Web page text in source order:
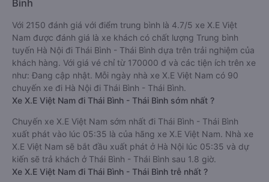
Bình
Với 2150 đánh giá với điểm trung bình là 4.7/5 xe X.E Việt
Nam được đánh giá là xe khách có chất lượng Trung bình
tuyến Hà Nội đi Thái Bình - Thái Bình dựa trên trải nghiệm của
khách hàng. Với giá vé chỉ từ 170000 đ và các tiện ích trên xe
như: Đang cập nhật. Mỗi ngày nhà xe X.E Việt Nam có 90
chuyến xe đi Hà Nội đi Thái Bình - Thái Bình.
Xe X.E Việt Nam đi Thái Bình - Thái Bình sớm nhất ?
Chuyến xe X.E Việt Nam sớm nhất đi Thái Bình - Thái Bình
xuất phát vào lúc 05:35 là của hãng xe X.E Việt Nam. Nhà xe
X.E Việt Nam sẽ bắt đầu xuất phát ở Hà Nội lúc 05:35 và dự
kiến sẽ trả khách ở Thái Bình - Thái Bình sau 1.8 giờ.
Xe X.E Việt Nam đi Thái Bình - Thái Bình trễ nhất ?